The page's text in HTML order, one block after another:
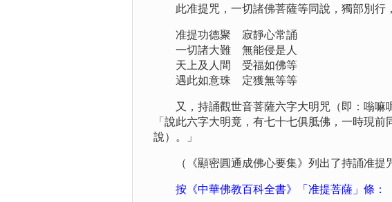
此准提咒，一切諸佛菩薩等同說，獨部別行
准提功德聚 寂靜心常誦
一切諸大難 無能侵是人
天上及人間 受福如佛等
遇此如意珠 定獲無等等
又，持誦觀世音菩薩六字大明咒（即：嗡嘛
「說此六字大明竟，有七十七俱胝佛，一時現
說）。」
（《顯密圓通成佛心要集》列出了持誦准提咒
按《中華佛教百科全書》「准提菩薩」條：